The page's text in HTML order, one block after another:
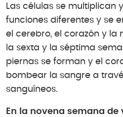
Las células se multiplican
funciones diferentes y se
el cerebro, el corazón y la
la sexta y la séptima
piernas se forman y el
bombear la sangre a
sanguíneos.
En la novena semana de